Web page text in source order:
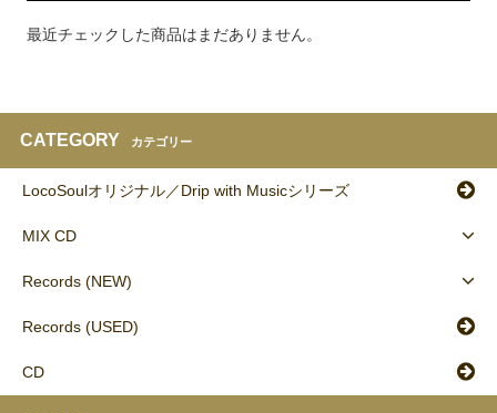
最近チェックした商品はまだありません。
CATEGORY カテゴリー
LocoSoulオリジナル／Drip with Musicシリーズ
MIX CD
Records (NEW)
Records (USED)
CD